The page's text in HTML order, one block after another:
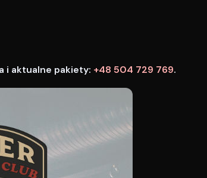
i aktualne pakiety: +48 504 729 769.